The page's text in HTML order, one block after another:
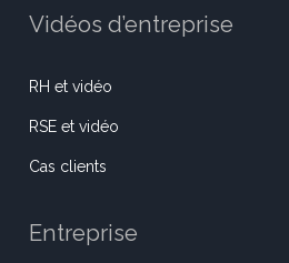
Vidéos d’entreprise
RH et vidéo
RSE et vidéo
Cas clients
Entreprise